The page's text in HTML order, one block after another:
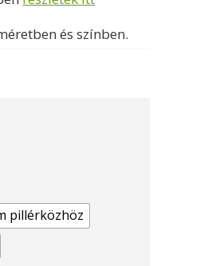
és színben.
pillérközhöz